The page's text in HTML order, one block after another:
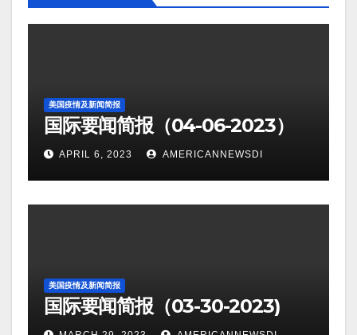
美国疫情及新闻简报
国际要闻简报（04-06-2023）
APRIL 6, 2023 AMERICANNEWSDI
美国疫情及新闻简报
国际要闻简报（03-30-2023)